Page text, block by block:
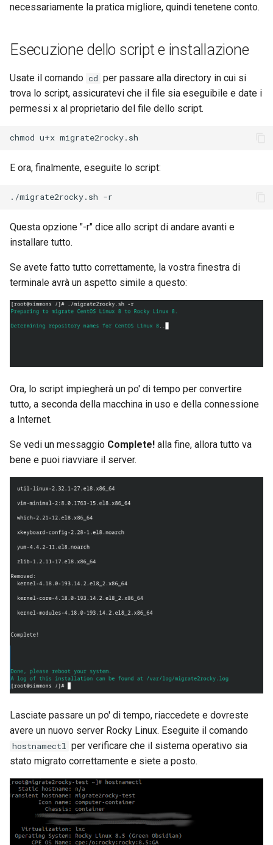
necessariamente la pratica migliore, quindi tenetene conto.
Esecuzione dello script e installazione
Usate il comando cd per passare alla directory in cui si
trova lo script, assicuratevi che il file sia eseguibile e date i
permessi x al proprietario del file dello script.
E ora, finalmente, eseguite lo script:
Questa opzione "-r" dice allo script di andare avanti e
installare tutto.
Se avete fatto tutto correttamente, la vostra finestra di
terminale avrà un aspetto simile a questo:
Ora, lo script impiegherà un po' di tempo per convertire
tutto, a seconda della macchina in uso e della connessione
a Internet.
Se vedi un messaggio Complete! alla fine, allora tutto va
bene e puoi riavviare il server.
Lasciate passare un po' di tempo, riaccedete e dovreste
avere un nuovo server Rocky Linux. Eseguite il comando
hostnamectl per verificare che il sistema operativo sia
stato migrato correttamente e siete a posto.